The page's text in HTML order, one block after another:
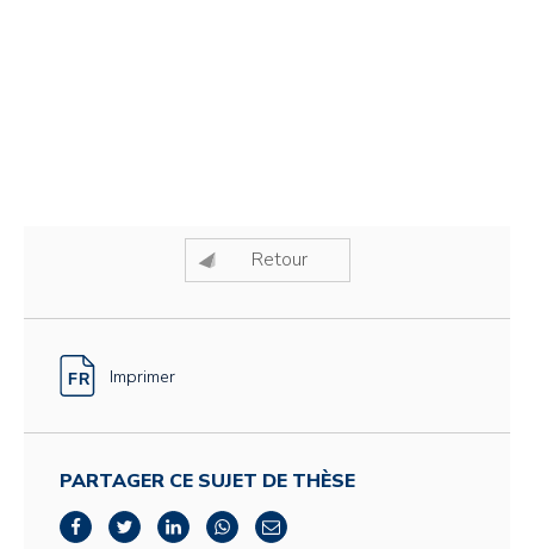
Retour
Imprimer
PARTAGER CE SUJET DE THÈSE